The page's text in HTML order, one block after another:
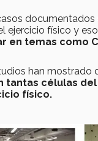
documentados
ejercicio físico y
en temas como
han mostrado
tantas células
físico.